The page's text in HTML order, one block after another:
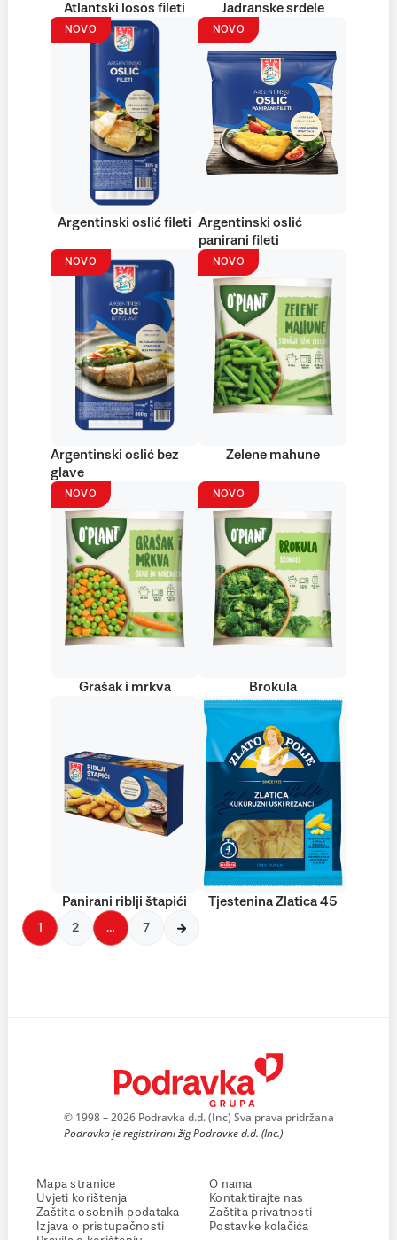
Atlantski losos fileti Jadranske srdele
NOVO
Argentinski oslić fileti
NOVO
Argentinski oslić
panirani fileti
NOVO
Argentinski oslić bez
glave
NOVO
Zelene mahune
NOVO
Grašak i mrkva
NOVO
Brokula
Panirani riblji štapići Tjestenina Zlatica 45
1 2 … 7
© 1998 – 2026 Podravka d.d. (Inc) Sva prava pridržana
Podravka je registrirani žig Podravke d.d. (Inc.)
Mapa stranice
Uvjeti korištenja
Zaštita osobnih podataka
Izjava o pristupačnosti
O nama
Kontaktirajte nas
Zaštita privatnosti
Postavke kolačića